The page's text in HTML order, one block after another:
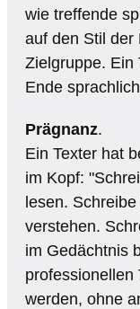
wie treffende
auf den Stil der
Zielgruppe. Ein
Ende
Prägnanz.
Ein Texter hat
im Kopf:
lesen.
verstehen.
im Gedächtnis
professionellen
werden, ohne